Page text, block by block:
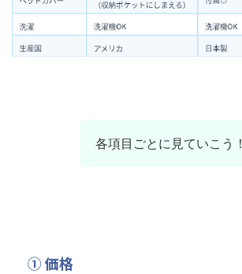
各項目ごとに見ていこう！
① 価格